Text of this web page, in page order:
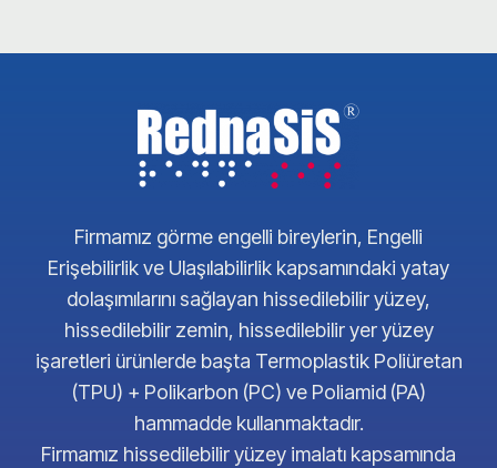
Firmamız görme engelli bireylerin, Engelli
Erişebilirlik ve Ulaşılabilirlik kapsamındaki yatay
dolaşımılarını sağlayan hissedilebilir yüzey,
hissedilebilir zemin, hissedilebilir yer yüzey
işaretleri ürünlerde başta Termoplastik Poliüretan
(TPU) + Polikarbon (PC) ve Poliamid (PA)
hammadde kullanmaktadır.
Firmamız hissedilebilir yüzey imalatı kapsamında